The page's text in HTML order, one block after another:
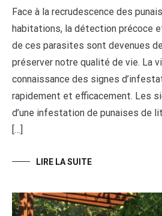
Face à la recrudescence des
habitations, la détection précoce
de ces parasites sont devenues
préserver notre qualité de vie. La
connaissance des signes
rapidement et efficacement. Les
d’une infestation de punaises de
[…]
LIRE LA SUITE